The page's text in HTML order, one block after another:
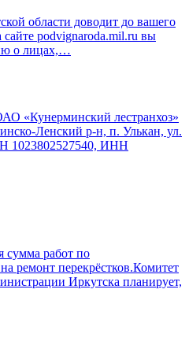
области доводит до вашего
сайте podvignaroda.mil.ru вы
о лицах,…
«Кунерминский лестранхоз»
Ленский р-н, п. Улькан, ул.
1023802527540, ИНН
сумма работ по
ремонт перекрёстков.Комитет
Иркутска планирует,